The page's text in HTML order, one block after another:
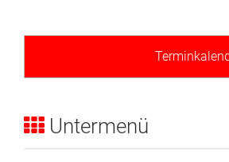
Untermenü